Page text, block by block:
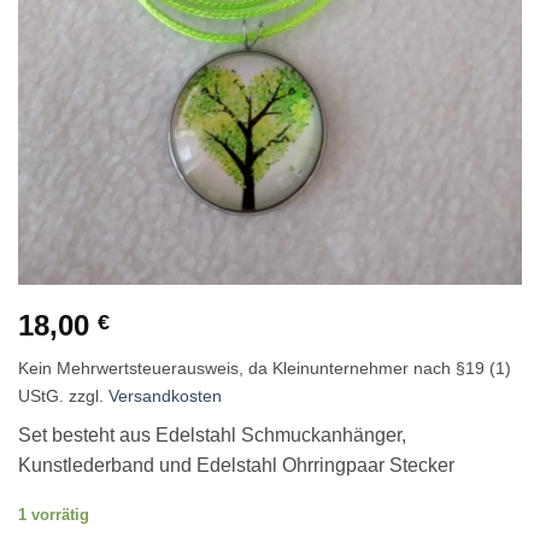
18,00 €
Kein Mehrwertsteuerausweis, da Kleinunternehmer nach §19 (1)
UStG. zzgl. Versandkosten
Set besteht aus Edelstahl Schmuckanhänger,
Kunstlederband und Edelstahl Ohrringpaar Stecker
1 vorrätig